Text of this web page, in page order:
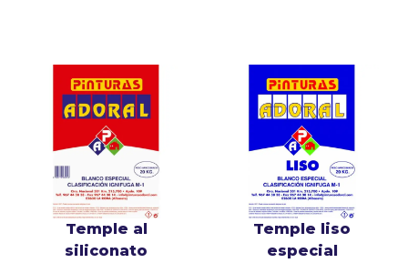
Temple al
siliconato
Temple liso
especial